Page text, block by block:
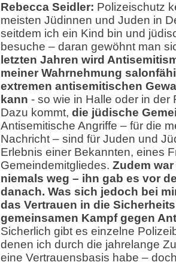
Rebecca Seidler: Polizeischutz
meisten Jüdinnen und Juden in
seitdem ich ein Kind bin und
besuche – daran gewöhnt man
letzten Jahren wird
meiner Wahrnehmung
extremen antisemitischen
kann - so wie in Halle oder in der
Dazu kommt, die jüdische
Antisemitische Angriffe – für die
Nachricht – sind für Juden und
Erlebnis einer Bekannten, eines
Gemeindemitgliedes. Zudem
niemals weg – ihn gab es vor
danach. Was sich jedoch bei
das Vertrauen in die
gemeinsamen Kampf gegen
Sicherlich gibt es einzelne
denen ich durch die jahrelange
eine Vertrauensbasis habe –